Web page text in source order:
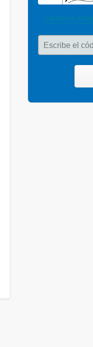
Cambiar
Escribe el